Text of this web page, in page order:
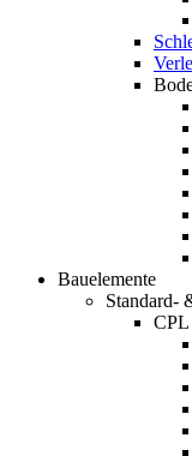
Bauelemente
Standard-
CPL